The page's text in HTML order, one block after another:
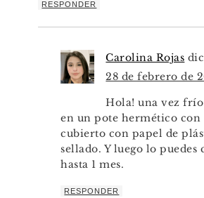
RESPONDER
Carolina Rojas
28 de febrero de
Hola! una vez frío
en un pote hermético con
cubierto con papel de
sellado. Y luego lo puedes
hasta 1 mes.
RESPONDER